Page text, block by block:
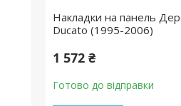
Накладки на панель
Ducato (1995-2006)
1 572 ₴
Готово до відправки